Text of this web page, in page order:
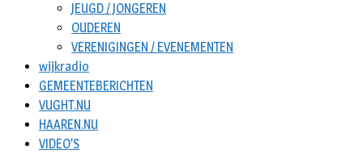
JEUGD / JONGEREN
OUDEREN
VERENIGINGEN / EVENEMENTEN
wijkradio
GEMEENTEBERICHTEN
VUGHT.NU
HAAREN.NU
VIDEO’S